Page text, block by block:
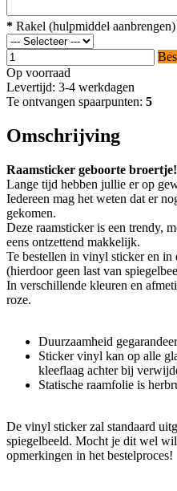
* Rakel (hulpmiddel aanbrengen)
Op voorraad
Levertijd: 3-4 werkdagen
Te ontvangen spaarpunten: 5
Omschrijving
Raamsticker geboorte broertje!
Lange tijd hebben jullie er op
Iedereen mag het weten dat er
gekomen.
Deze raamsticker is een trendy,
eens ontzettend makkelijk.
Te bestellen in vinyl sticker en
(hierdoor geen last van
In verschillende kleuren en
roze.
Duurzaamheid
Sticker vinyl kan op alle
kleeflaag achter bij
Statische raamfolie is
De vinyl sticker zal standaard
spiegelbeeld. Mocht je dit wel
opmerkingen in het bestelproces!